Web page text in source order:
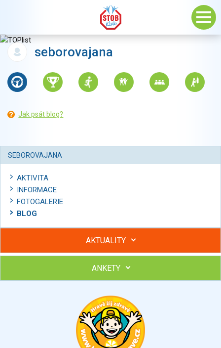
seborovajana
Jak psát blog?
SEBOROVAJANA
AKTIVITA
INFORMACE
FOTOGALERIE
BLOG
AKTUALITY
Hubněte s podporou lektorky a skupiny v kurzech STOBu
Chcete poradit s hubnutím? Najděte si odborníka STOBu ve
ANKETY